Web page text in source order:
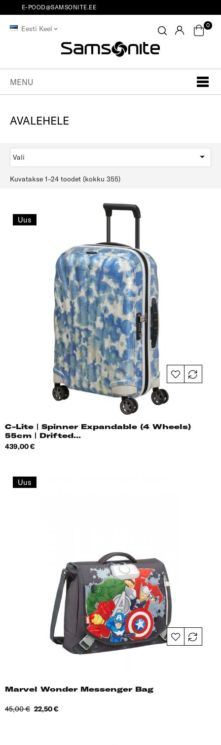
E-POOD@SAMSONITE.EE
Eesti Keel 0
MENU
AVALEHELE
Vali 
Kuvatakse 1–24 toodet (kokku 355)
Uus
C-Lite | Spinner Expandable (4 Wheels)
55cm | Drifted...
Hind
439,00 €
Uus
Marvel Wonder Messenger Bag
Tavahind
45,00 € Hind
22,50 €